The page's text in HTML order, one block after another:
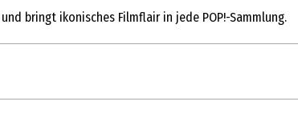
bringt ikonisches Filmflair in jede POP!-Sammlung.